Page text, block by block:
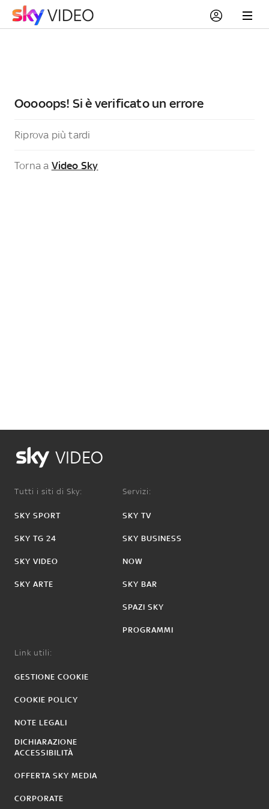
Ooooops! Si è verificato un errore
Riprova più tardi
Torna a Video Sky
VIDEO
Tutti i siti di Sky:
SKY SPORT
SKY TG 24
SKY VIDEO
SKY ARTE
Servizi:
SKY TV
SKY BUSINESS
NOW
SKY BAR
SPAZI SKY
PROGRAMMI
Link utili:
GESTIONE COOKIE
COOKIE POLICY
NOTE LEGALI
DICHIARAZIONE
ACCESSIBILITÀ
OFFERTA SKY MEDIA
CORPORATE